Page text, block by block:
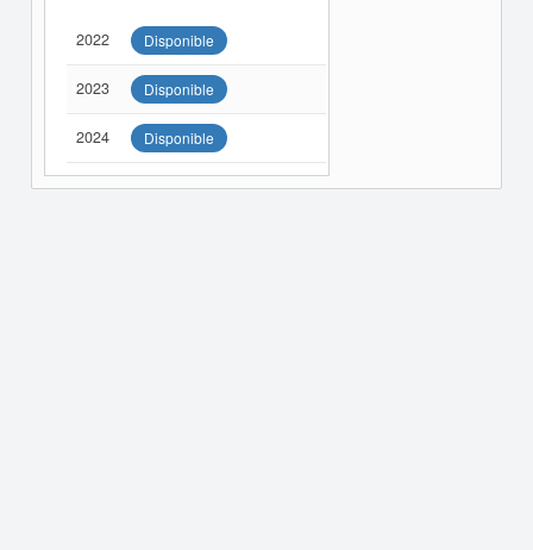
2022 Disponible
2023 Disponible
2024 Disponible